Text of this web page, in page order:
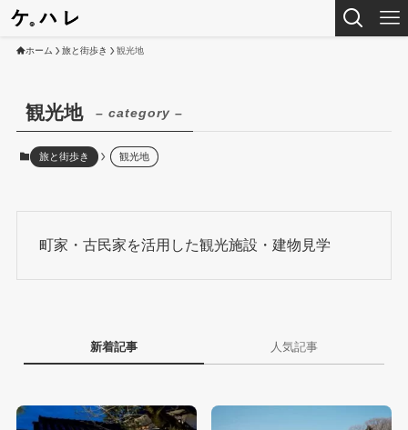
ホーム 旅と街歩き 観光地
観光地 – category –
旅と街歩き 観光地
町家・古民家を活用した観光施設・建物見学
新着記事 人気記事